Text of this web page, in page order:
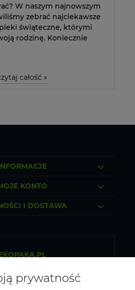
W naszym najnowszym
zebrać najciekawsze
świąteczne, którymi
rodzinę. Koniecznie
całość »
KONTO
I DOSTAWA
ze zdrową żywnością
prywatność